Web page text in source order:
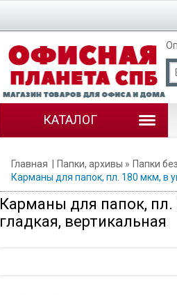
КАТАЛОГ
Главная Папки, архивы Папки
Карманы для папок, пл. 180 мкм, в
Карманы для папок, пл.
гладкая, вертикальная